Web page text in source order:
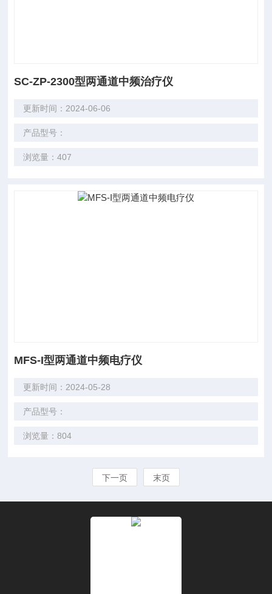
SC-ZP-2300型两通道中频治疗仪
更新时间：2024-06-06
产品型号：
浏览量：407
MFS-I型两通道中频电疗仪
更新时间：2024-05-28
产品型号：
浏览量：804
下一页 末页